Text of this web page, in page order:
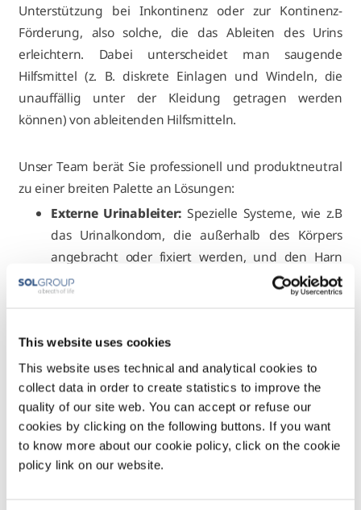
This website uses cookies
This website uses technical and analytical cookies to
collect data in order to create statistics to improve the
quality of our site web. You can accept or refuse our
cookies by clicking on the following buttons. If you want
to know more about our cookie policy, click on the cookie
policy link on our website.
Unterstützung bei Inkontinenz oder zur Kontinenz-
Förderung, also solche, die das Ableiten des Urins
erleichtern. Dabei unterscheidet man saugende
Hilfsmittel (z. B. diskrete Einlagen und Windeln, die
unauffällig unter der Kleidung getragen werden
können) von ableitenden Hilfsmitteln.
Unser Team berät Sie professionell und produktneutral
zu einer breiten Palette an Lösungen:
Externe Urinableiter: Spezielle Systeme, wie z.B
das Urinalkondom, die außerhalb des Körpers
angebracht oder fixiert werden, und den Harn
zuverlässig aufzufangen und abzuleiten.
oder Blasen-Dauerkatheter bei längerfristigem
Bedarf.
Auffangsysteme:Bettbeutel für immobile
Personen und Beinbeutel für mobile Betroffene
ermöglichen die diskrete und hygienische
Ableitung des Urins von Kathetern oder